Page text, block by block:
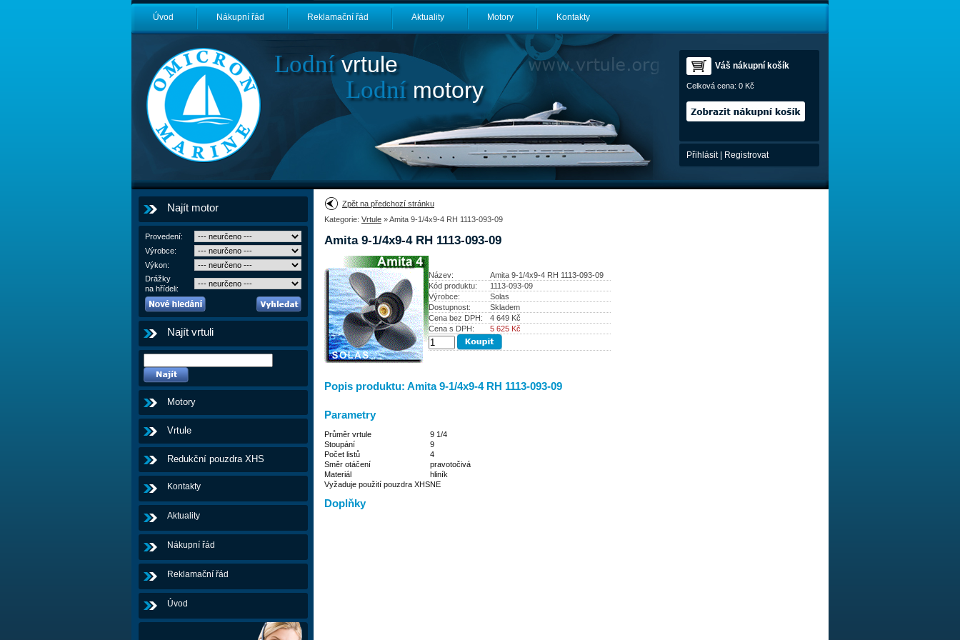
Úvod Nákupní řád Reklamační řád Aktuality Motory Kontakty
Lodnívrtule
Lodnímotory
Váš nákupní košík
Celková cena: 0 Kč
Přihlásit| Registrovat
Najít motor
Provedení:
Výrobce:
Výkon:
Drážky
na hřídeli:
Najít vrtuli
Motory
Vrtule
Redukční pouzdra XHS
Kontakty
Aktuality
Nákupní řád
Reklamační řád
Úvod
Zpět na předchozí stránku
Kategorie: Vrtule » Amita 9-1/4x9-4 RH 1113-093-09
Amita 9-1/4x9-4 RH 1113-093-09
Název:
Amita 9-1/4x9-4 RH 1113-093-09
Kód produktu:
1113-093-09
Výrobce:
Solas
Dostupnost:
Skladem
Cena bez DPH:
4 649 Kč
Cena s DPH:
5 625 Kč
Popis produktu: Amita 9-1/4x9-4 RH 1113-093-09
Parametry
Průměr vrtule
9 1/4
Stoupání
9
Počet listů
4
Směr otáčení
pravotočivá
Materiál
hliník
Vyžaduje použití pouzdra XHSNE
Doplňky